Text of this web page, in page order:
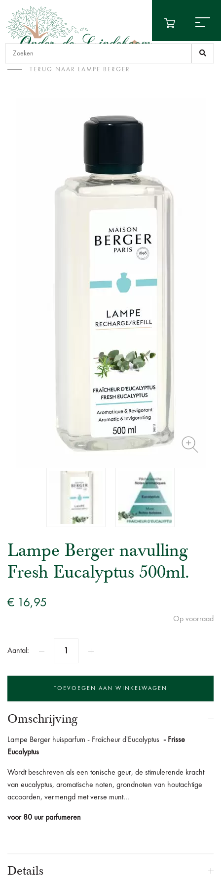
TERUG NAAR LAMPE BERGER
Lampe Berger navulling
Fresh Eucalyptus 500ml.
€ 16,95
Op voorraad
Aantal:
Omschrijving
Lampe Berger huisparfum - Fraîcheur d'Eucalyptus - Frisse
Eucalyptus
Wordt beschreven als een tonische geur, de stimulerende kracht
van eucalyptus, aromatische noten, grondnoten van houtachtige
accoorden, vermengd met verse munt...
voor 80 uur parfumeren
Details